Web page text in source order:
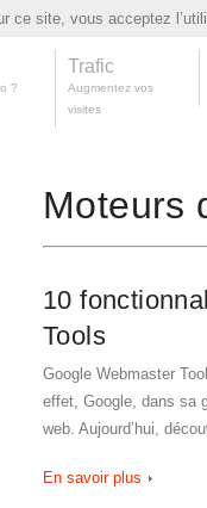
?
Trafic
Augmentez vos
visites
Moteurs
10
Tools
Google Webmaster
effet, Google, dans sa
web. Aujourd’hui,
En savoir plus
ce site, vous acceptez